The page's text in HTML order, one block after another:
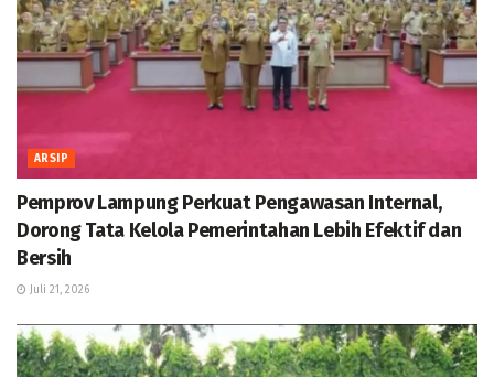
ARSIP
Pemprov Lampung Perkuat Pengawasan Internal,
Dorong Tata Kelola Pemerintahan Lebih Efektif dan
Bersih
Juli 21, 2026